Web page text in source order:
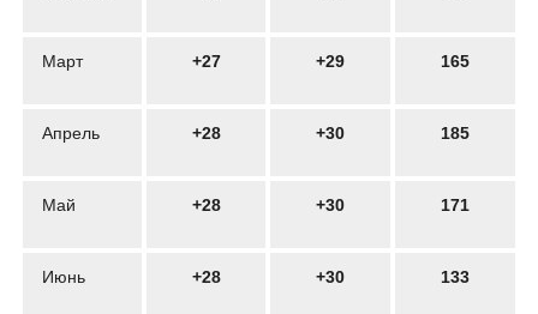
Март +27 +29 165
Апрель +28 +30 185
Май +28 +30 171
Июнь +28 +30 133